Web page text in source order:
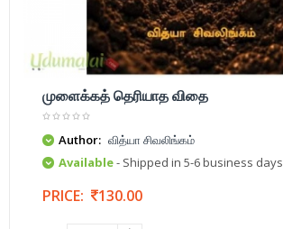
முளைக்கத் தெரியாத விதை
Author: வித்யா சிவலிங்கம்
Available- Shipped in 5-6 business days
PRICE: 130.00